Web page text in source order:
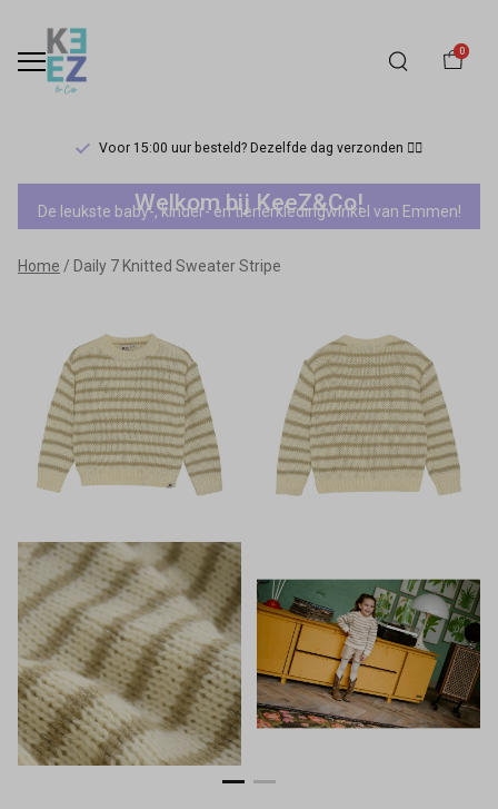
0
Voor 15:00 uur besteld? Dezelfde dag verzonden 🏃‍♀️
Daily
7
Knitted
Sweater
Stripe
Keez&Co
Welkom bij KeeZ&Co!
De leukste baby-, kinder- en tienerkledingwinkel van Emmen!
Home Daily 7 Knitted Sweater Stripe